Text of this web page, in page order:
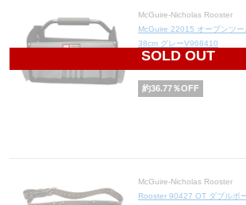
SOLD OUT
McGuire-Nicholas Rooster
McGuire 22015 オープンツー
38cm グレーV968410
4,420
約36.77％OFF
McGuire-Nicholas Rooster
Rooster 90427 OT ダブルポ